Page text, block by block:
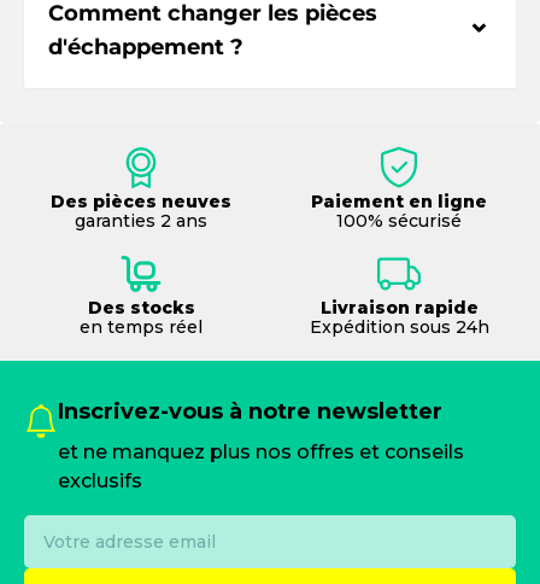
Comment changer les pièces
d'échappement ?
⌃
Des pièces neuves
garanties 2 ans
Paiement en ligne
100% sécurisé
Des stocks
en temps réel
Livraison rapide
Expédition sous 24h
Inscrivez-vous à notre newsletter
et ne manquez plus nos offres et conseils
exclusifs